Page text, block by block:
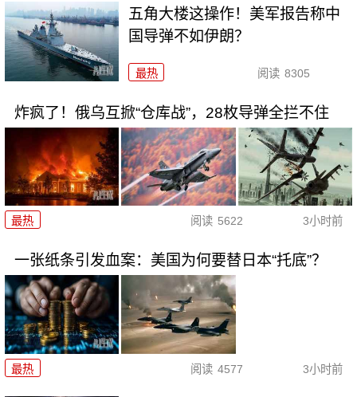
五角大楼这操作！美军报告称中
国导弹不如伊朗？
最热 阅读 8305
炸疯了！俄乌互掀“仓库战”，28枚导弹全拦不住
最热 阅读 5622 3小时前
一张纸条引发血案：美国为何要替日本“托底”？
最热 阅读 4577 3小时前